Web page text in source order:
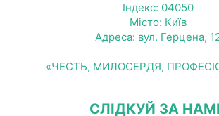
Індекс: 04050
Місто: Київ
Адреса: вул. Герцена,
«ЧЕСТЬ, МИЛОСЕРДЯ,
СЛІДКУЙ ЗА